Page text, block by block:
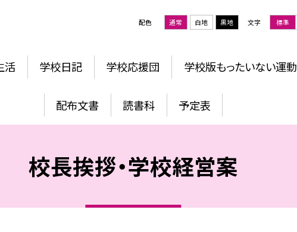
配色 通常 白地 黒地 文字 標準
活 学校日記 学校応援団 学校版もったいない運動
配布文書 読書科 予定表
校長挨拶・学校経営案